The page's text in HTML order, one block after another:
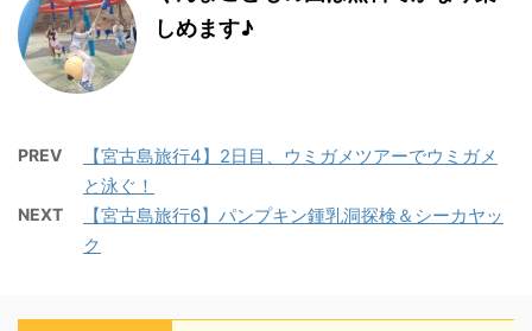
しめます♪
PREV
【宮古島旅行4】2日目、ウミガメツアーでウミガメ
と泳ぐ！
NEXT
【宮古島旅行6】パンプキン鍾乳洞探検＆シーカヤッ
ク